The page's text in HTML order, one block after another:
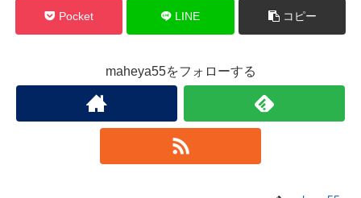
Pocket LINE コピー
maheya55をフォローする